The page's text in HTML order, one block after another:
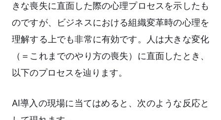
きな喪失に直面した際の心理プロセスを示したも
のですが、ビジネスにおける組織変革時の心理を
理解する上でも非常に有効です。人は大きな変化
（＝これまでのやり方の喪失）に直面したとき、
以下のプロセスを辿ります。
AI導入の現場に当てはめると、次のような反応と